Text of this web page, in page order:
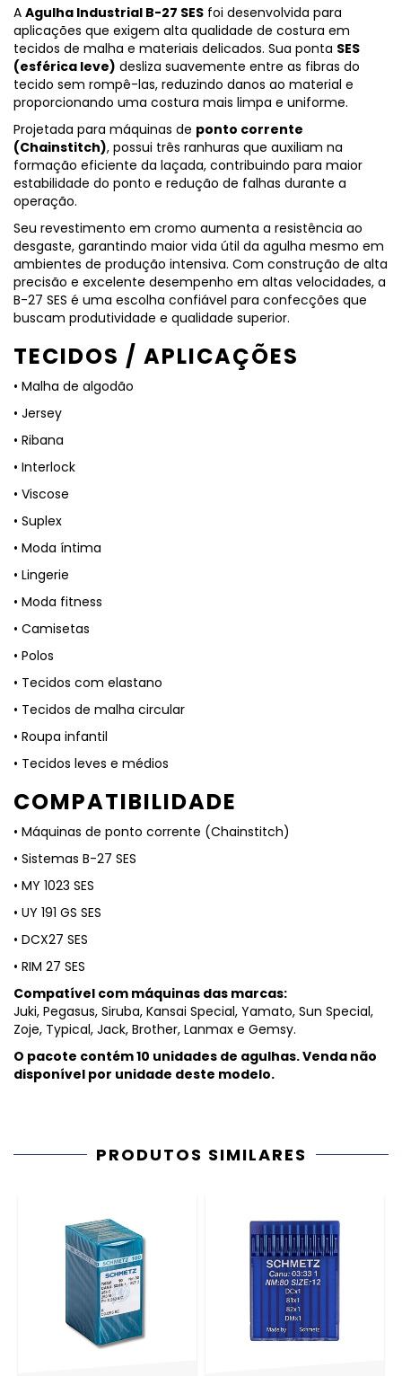
A Agulha Industrial B-27 SES foi desenvolvida para
aplicações que exigem alta qualidade de costura em
tecidos de malha e materiais delicados. Sua ponta SES
(esférica leve) desliza suavemente entre as fibras do
tecido sem rompê-las, reduzindo danos ao material e
proporcionando uma costura mais limpa e uniforme.
Projetada para máquinas de ponto corrente
(Chainstitch), possui três ranhuras que auxiliam na
formação eficiente da laçada, contribuindo para maior
estabilidade do ponto e redução de falhas durante a
operação.
Seu revestimento em cromo aumenta a resistência ao
desgaste, garantindo maior vida útil da agulha mesmo em
ambientes de produção intensiva. Com construção de alta
precisão e excelente desempenho em altas velocidades, a
B-27 SES é uma escolha confiável para confecções que
buscam produtividade e qualidade superior.
TECIDOS / APLICAÇÕES
• Malha de algodão
• Jersey
• Ribana
• Interlock
• Viscose
• Suplex
• Moda íntima
• Lingerie
• Moda fitness
• Camisetas
• Polos
• Tecidos com elastano
• Tecidos de malha circular
• Roupa infantil
• Tecidos leves e médios
COMPATIBILIDADE
• Máquinas de ponto corrente (Chainstitch)
• Sistemas B-27 SES
• MY 1023 SES
• UY 191 GS SES
• DCX27 SES
• RIM 27 SES
Compatível com máquinas das marcas:
Juki, Pegasus, Siruba, Kansai Special, Yamato, Sun Special,
Zoje, Typical, Jack, Brother, Lanmax e Gemsy.
O pacote contém 10 unidades de agulhas. Venda não
disponível por unidade deste modelo.
PRODUTOS SIMILARES